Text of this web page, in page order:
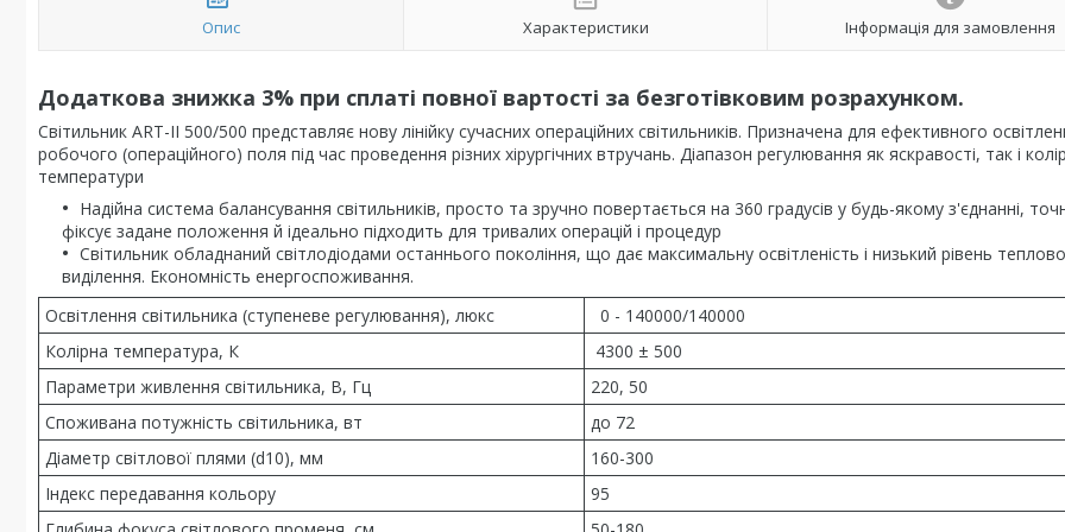
Опис Характеристики Інформація для замовлення
Додаткова знижка 3% при сплаті повної вартості за безготівковим розрахунком.
Світильник ART-II 500/500 представляє нову лінійку сучасних операційних світильників. Призначена для ефективного
робочого (операційного) поля під час проведення різних хірургічних втручань. Діапазон регулювання як яскравості, так і
температури
Надійна система балансування світильників, просто та зручно повертається на 360 градусів у будь-якому з'єднанні,
фіксує задане положення й ідеально підходить для тривалих операцій і процедур
Світильник обладнаний світлодіодами останнього покоління, що дає максимальну освітленість і низький рівень
виділення. Економність енергоспоживання.
Освітлення світильника (ступеневе регулювання), люкс
0 - 140000/140000
Колірна температура, К
4300 ± 500
Параметри живлення світильника, В, Гц
220, 50
Споживана потужність світильника, вт
до 72
Діаметр світлової плями (d10), мм
160-300
Індекс передавання кольору
95